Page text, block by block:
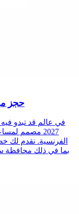
حجز
في عالم قد تبدو فيه
2027 مصمم
الفرنسية. نقدم لك
بما في ذلك محافظة